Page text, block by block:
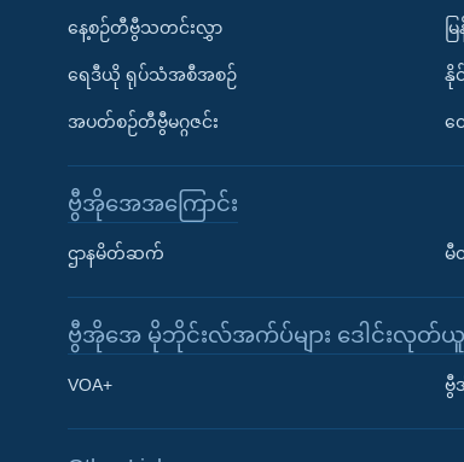
Learning English
နေ့စဉ်တီဗွီသတင်းလွှာ
ရေဒီယို ရုပ်သံအစီအစဉ်
အပတ်စဉ်တီဗွီမဂ္ဂဇင်း
မ
နို
တွ
ဗွီအိုအေအကြောင်း
ဌာနမိတ်ဆက် မီ
ဗွီအိုအေ မိုဘိုင်းလ်အက်ပ်များ ဒေါင်းလုတ်
VOA+ ဗွီ